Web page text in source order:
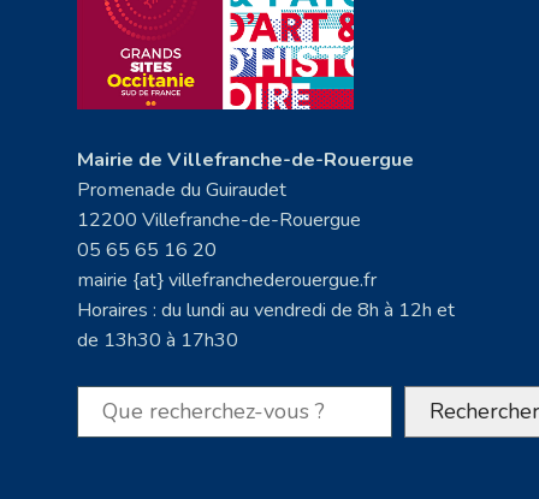
Mairie de Villefranche-de-Rouergue
Promenade du Guiraudet
12200 Villefranche-de-Rouergue
05 65 65 16 20
mairie {at} villefranchederouergue.fr
Horaires : du lundi au vendredi de 8h à 12h et
de 13h30 à 17h30
Rechercher Rechercher